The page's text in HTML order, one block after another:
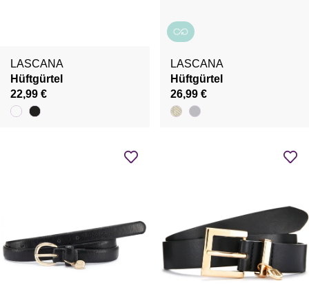
LASCANA
Hüftgürtel
22,99 €
LASCANA
Hüftgürtel
26,99 €